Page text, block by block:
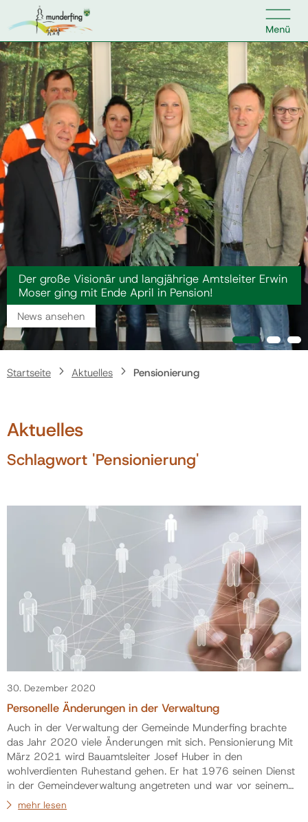
Kontakt 
Suche nach:
Home
Kundenservice
Ihr Anliegen
Veranstaltungen
Jobs
Politik
Kontakt
Der große Visionär und langjährige Amtsleiter Erwin
Moser ging mit Ende April in Pension!
News ansehen
Startseite Aktuelles Pensionierung
Aktuelles
Schlagwort 'Pensionierung'
30. Dezember 2020
Personelle Änderungen in der Verwaltung
Auch in der Verwaltung der Gemeinde Munderfing brachte
das Jahr 2020 viele Änderungen mit sich. Pensionierung Mit
März 2021 wird Bauamtsleiter Josef Huber in den
wohlverdienten Ruhestand gehen. Er hat 1976 seinen Dienst
in der Gemeindeverwaltung angetreten und war vor seinem
Wechsel ins Bauamt 30 Jahre im Bürgerservice tätig. 2006
übernahm er von Hermann Langwieser die Aufgaben im
mehr lesen